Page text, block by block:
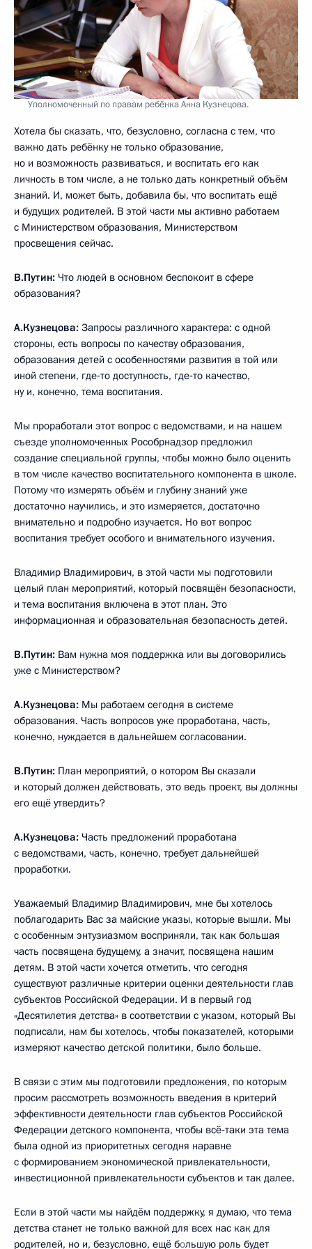
Уполномоченный по правам ребёнка Анна Кузнецова.
Хотела бы сказать, что, безусловно, согласна с тем, что
важно дать ребёнку не только образование,
но и возможность развиваться, и воспитать его как
личность в том числе, а не только дать конкретный объём
знаний. И, может быть, добавила бы, что воспитать ещё
и будущих родителей. В этой части мы активно работаем
с Министерством образования, Министерством
просвещения сейчас.
В.Путин: Что людей в основном беспокоит в сфере
образования?
А.Кузнецова: Запросы различного характера: с одной
стороны, есть вопросы по качеству образования,
образования детей с особенностями развития в той или
иной степени, где‑то доступность, где‑то качество,
ну и, конечно, тема воспитания.
Мы проработали этот вопрос с ведомствами, и на нашем
съезде уполномоченных Рособрнадзор предложил
создание специальной группы, чтобы можно было оценить
в том числе качество воспитательного компонента в школе.
Потому что измерять объём и глубину знаний уже
достаточно научились, и это измеряется, достаточно
внимательно и подробно изучается. Но вот вопрос
воспитания требует особого и внимательного изучения.
Владимир Владимирович, в этой части мы подготовили
целый план мероприятий, который посвящён безопасности,
и тема воспитания включена в этот план. Это
информационная и образовательная безопасность детей.
В.Путин: Вам нужна моя поддержка или вы договорились
уже с Министерством?
А.Кузнецова: Мы работаем сегодня в системе
образования. Часть вопросов уже проработана, часть,
конечно, нуждается в дальнейшем согласовании.
В.Путин: План мероприятий, о котором Вы сказали
и который должен действовать, это ведь проект, вы должны
его ещё утвердить?
А.Кузнецова: Часть предложений проработана
с ведомствами, часть, конечно, требует дальнейшей
проработки.
Уважаемый Владимир Владимирович, мне бы хотелось
поблагодарить Вас за майские указы, которые вышли. Мы
с особенным энтузиазмом восприняли, так как большая
часть посвящена будущему, а значит, посвящена нашим
детям. В этой части хочется отметить, что сегодня
существуют различные критерии оценки деятельности глав
субъектов Российской Федерации. И в первый год
«Десятилетия детства» в соответствии с указом, который Вы
подписали, нам бы хотелось, чтобы показателей, которыми
измеряют качество детской политики, было больше.
В связи с этим мы подготовили предложения, по которым
просим рассмотреть возможность введения в критерий
эффективности деятельности глав субъектов Российской
Федерации детского компонента, чтобы всё‑таки эта тема
была одной из приоритетных сегодня наравне
с формированием экономической привлекательности,
инвестиционной привлекательности субъектов и так далее.
Если в этой части мы найдём поддержку, я думаю, что тема
детства станет не только важной для всех нас как для
родителей, но и, безусловно, ещё большую роль будет